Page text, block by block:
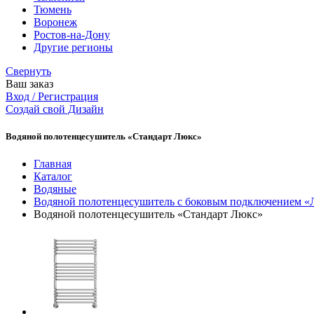
Тюмень
Воронеж
Ростов-на-Дону
Другие регионы
Свернуть
Ваш заказ
Вход / Регистрация
Создай свой Дизайн
Водяной полотенцесушитель «Стандарт Люкс»
Главная
Каталог
Водяные
Водяной полотенцесушитель с боковым подключением
Водяной полотенцесушитель «Стандарт Люкс»